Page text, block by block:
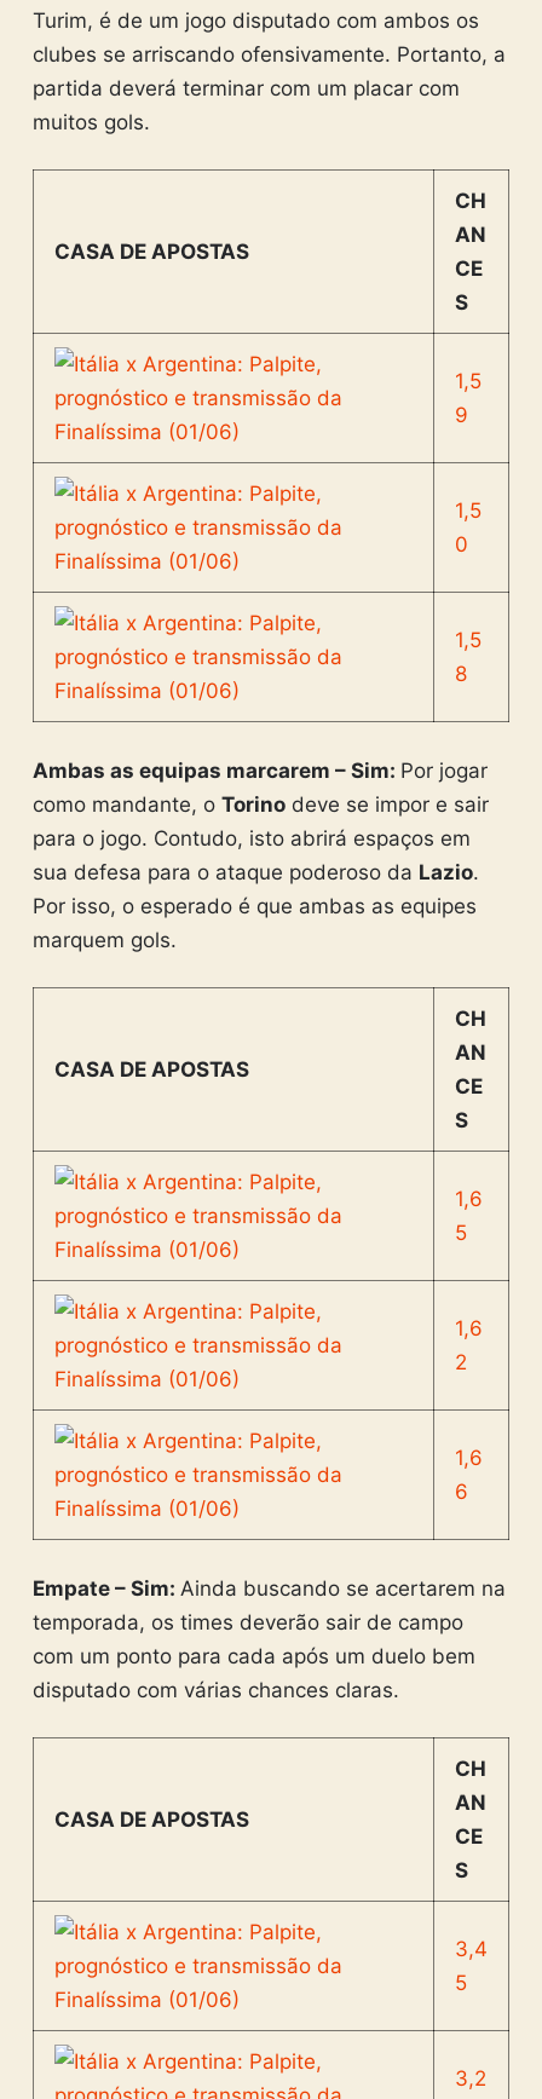
Turim, é de um jogo disputado com ambos os
clubes se arriscando ofensivamente. Portanto, a
partida deverá terminar com um placar com
muitos gols.
CASA DE APOSTAS
CH
AN
CE
S
1,5
9
1,5
0
1,5
8
Ambas as equipas marcarem – Sim: Por jogar
como mandante, o Torinodeve se impor e sair
para o jogo. Contudo, isto abrirá espaços em
sua defesa para o ataque poderoso da Lazio.
Por isso, o esperado é que ambas as equipes
marquem gols.
CASA DE APOSTAS
CH
AN
CE
S
1,6
5
1,6
2
1,6
6
Empate – Sim: Ainda buscando se acertarem na
temporada, os times deverão sair de campo
com um ponto para cada após um duelo bem
disputado com várias chances claras.
CASA DE APOSTAS
CH
AN
CE
S
3,4
5
3,2